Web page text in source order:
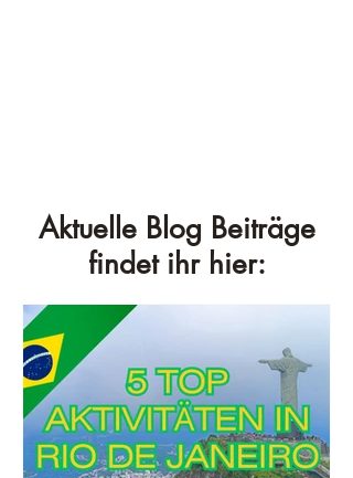
Aktuelle Blog Beiträge
findet ihr hier: